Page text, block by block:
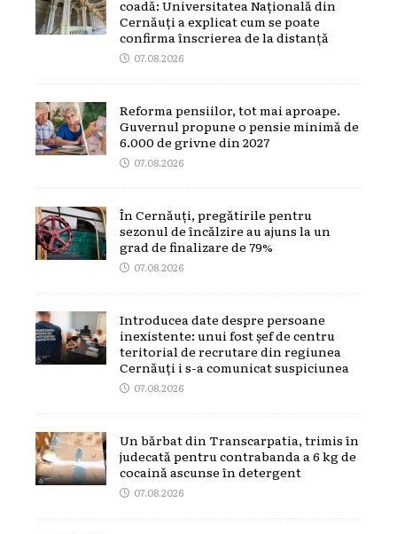
coadă: Universitatea Națională din
Cernăuți a explicat cum se poate
confirma înscrierea de la distanță
07.08.2026
Reforma pensiilor, tot mai aproape.
Guvernul propune o pensie minimă de
6.000 de grivne din 2027
07.08.2026
În Cernăuți, pregătirile pentru
sezonul de încălzire au ajuns la un
grad de finalizare de 79%
07.08.2026
Introducea date despre persoane
inexistente: unui fost șef de centru
teritorial de recrutare din regiunea
Cernăuți i s-a comunicat suspiciunea
07.08.2026
Un bărbat din Transcarpatia, trimis în
judecată pentru contrabanda a 6 kg de
cocaină ascunse în detergent
07.08.2026